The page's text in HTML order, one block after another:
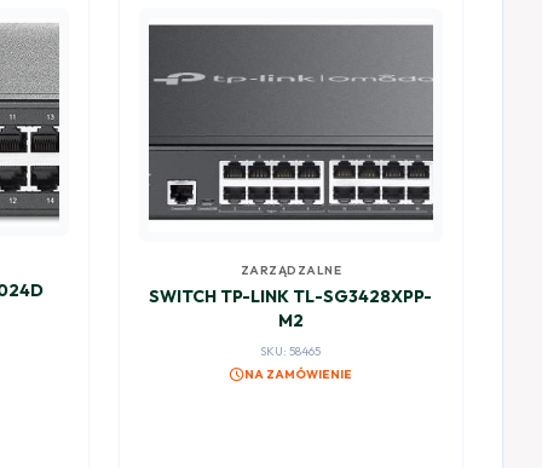
ZARZĄDZALNE
SWITCH TP-LINK TL-SG3428XPP-
M2
SKU: 58465
scheduleNA ZAMÓWIENIE